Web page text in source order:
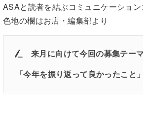
ASAと読者を結ぶコミュニケーション
色地の欄はお店・編集部より
来月に向けて今回の募集テーマ
「今年を振り返って良かったこと」